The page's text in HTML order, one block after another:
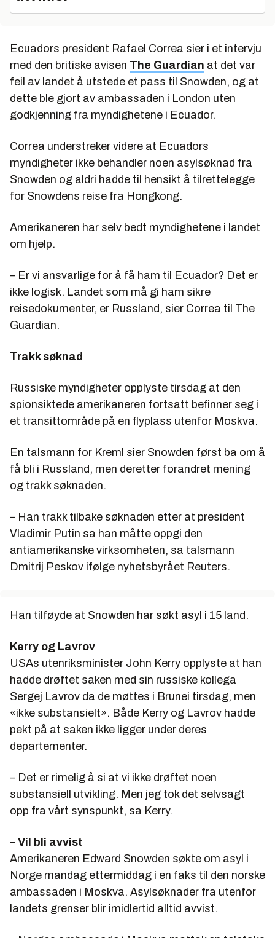
Ecuadors president Rafael Correa sier i et intervju
med den britiske avisen The Guardian at det var
feil av landet å utstede et pass til Snowden, og at
dette ble gjort av ambassaden i London uten
godkjenning fra myndighetene i Ecuador.
Correa understreker videre at Ecuadors
myndigheter ikke behandler noen asylsøknad fra
Snowden og aldri hadde til hensikt å tilrettelegge
for Snowdens reise fra Hongkong.
Amerikaneren har selv bedt myndighetene i landet
om hjelp.
– Er vi ansvarlige for å få ham til Ecuador? Det er
ikke logisk. Landet som må gi ham sikre
reisedokumenter, er Russland, sier Correa til The
Guardian.
Trakk søknad
Russiske myndigheter opplyste tirsdag at den
spionsiktede amerikaneren fortsatt befinner seg i
et transittområde på en flyplass utenfor Moskva.
En talsmann for Kreml sier Snowden først ba om å
få bli i Russland, men deretter forandret mening
og trakk søknaden.
– Han trakk tilbake søknaden etter at president
Vladimir Putin sa han måtte oppgi den
antiamerikanske virksomheten, sa talsmann
Dmitrij Peskov ifølge nyhetsbyrået Reuters.
Han tilføyde at Snowden har søkt asyl i 15 land.
Kerry og Lavrov
USAs utenriksminister John Kerry opplyste at han
hadde drøftet saken med sin russiske kollega
Sergej Lavrov da de møttes i Brunei tirsdag, men
«ikke substansielt». Både Kerry og Lavrov hadde
pekt på at saken ikke ligger under deres
departementer.
– Det er rimelig å si at vi ikke drøftet noen
substansiell utvikling. Men jeg tok det selvsagt
opp fra vårt synspunkt, sa Kerry.
– Vil bli avvist
Amerikaneren Edward Snowden søkte om asyl i
Norge mandag ettermiddag i en faks til den norske
ambassaden i Moskva. Asylsøknader fra utenfor
landets grenser blir imidlertid alltid avvist.